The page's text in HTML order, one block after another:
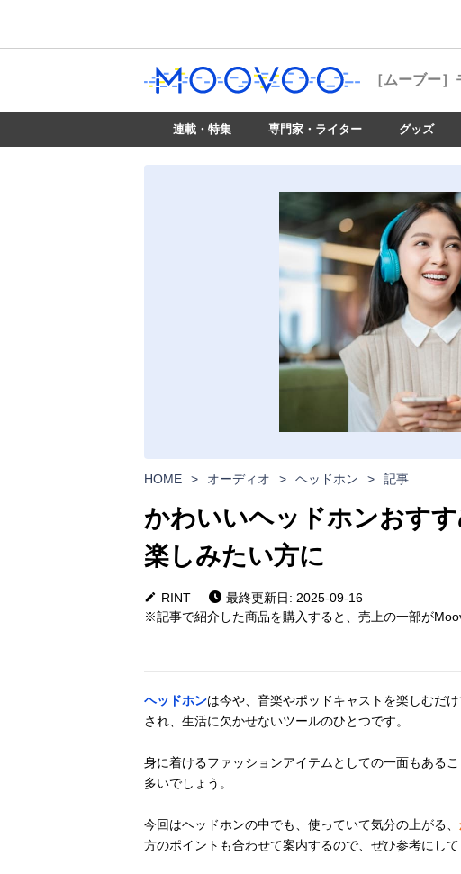
［ムーブー］
連載・特集 専門家・ライター グッズ
HOME > オーディオ > ヘッドホン > 記事
かわいいヘッドホンおす
楽しみたい方に
RINT
最終更新日: 2025-09-16
※記事で紹介した商品を購入すると、売上の一部が
ヘッドホンは今や、音楽やポッドキャストを楽しむだ
され、生活に欠かせないツールのひとつです。
身に着けるファッションアイテムとしての一面もある
多いでしょう。
今回はヘッドホンの中でも、使っていて気分の上がる、
方のポイントも合わせて案内するので、ぜひ参考にして